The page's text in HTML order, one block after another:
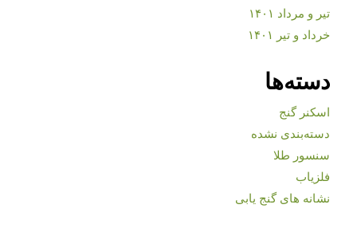
تیر و مرداد ۱۴۰۱
خرداد و تیر ۱۴۰۱
دسته‌ها
اسکنر گنج
دسته‌بندی نشده
سنسور طلا
فلزیاب
نشانه های گنج یابی